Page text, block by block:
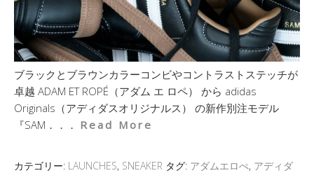
ブラックとブラウンカラーコンビやコントラストステッチが
卓越 ADAM ET ROPÉ（アダム エ ロペ） から adidas
Originals（アディダスオリジナルス） の新作別注モデル
『SAM．．． Read More
カテゴリー: LAUNCHES, SNEAKER タグ: アダムエロぺ, アディダ